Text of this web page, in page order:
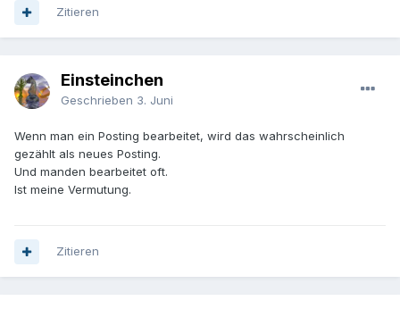
Zitieren
Einsteinchen
Geschrieben 3. Juni
Wenn man ein Posting bearbeitet, wird das wahrscheinlich
gezählt als neues Posting.
Und manden bearbeitet oft.
Ist meine Vermutung.
Zitieren